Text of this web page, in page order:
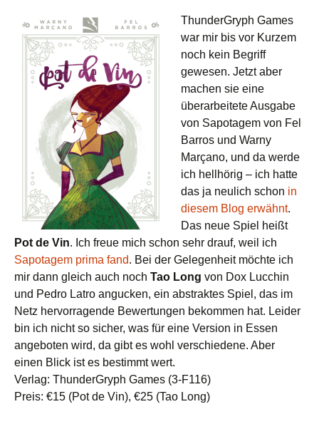
ThunderGryph Games
war mir bis vor Kurzem
noch kein Begriff
gewesen. Jetzt aber
machen sie eine
überarbeitete Ausgabe
von Sapotagem von Fel
Barros und Warny
Marçano, und da werde
ich hellhörig – ich hatte
das ja neulich schon in
diesem Blog erwähnt.
Das neue Spiel heißt
Pot de Vin. Ich freue mich schon sehr drauf, weil ich
Sapotagem prima fand. Bei der Gelegenheit möchte ich
mir dann gleich auch noch Tao Long von Dox Lucchin
und Pedro Latro angucken, ein abstraktes Spiel, das im
Netz hervorragende Bewertungen bekommen hat. Leider
bin ich nicht so sicher, was für eine Version in Essen
angeboten wird, da gibt es wohl verschiedene. Aber
einen Blick ist es bestimmt wert.
Verlag: ThunderGryph Games (3-F116)
Preis: €15 (Pot de Vin), €25 (Tao Long)